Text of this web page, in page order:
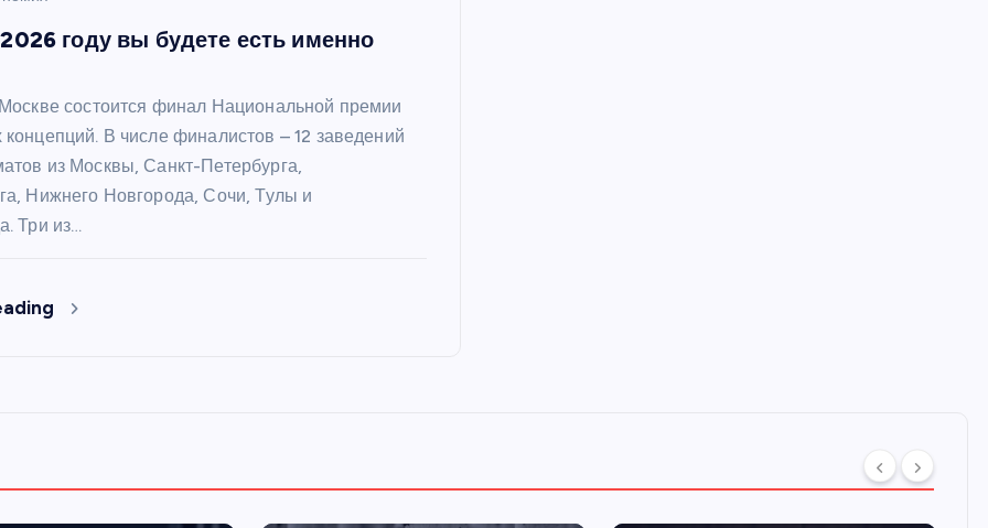
году вы будете есть именно
состоится финал Национальной премии
концепций. В числе финалистов – 12 заведений
из Москвы, Санкт-Петербурга,
Нижнего Новгорода, Сочи, Тулы и
Три из…